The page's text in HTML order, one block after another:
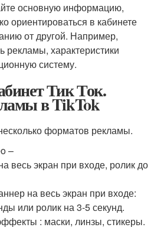
основную информацию,
ориентироваться в кабинете
от другой. Например,
рекламы, характеристики
систему.
Тик Ток.
в TikTok
форматов рекламы.
–
весь экран при входе, ролик до
на весь экран при входе:
или ролик на 3-5 секунд.
: маски, линзы, стикеры.